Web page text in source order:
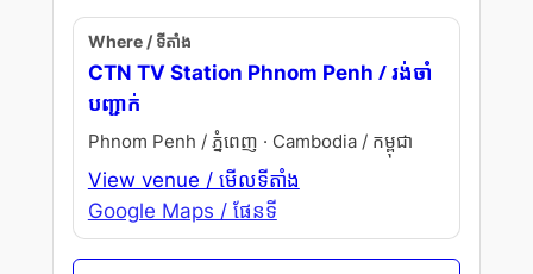
Where / ទីតាំង
CTN TV Station Phnom Penh / រង់ចាំ
បញ្ជាក់
Phnom Penh / ភ្នំពេញ · Cambodia / កម្ពុជា
View venue / មើលទីតាំង
Google Maps / ផែនទី